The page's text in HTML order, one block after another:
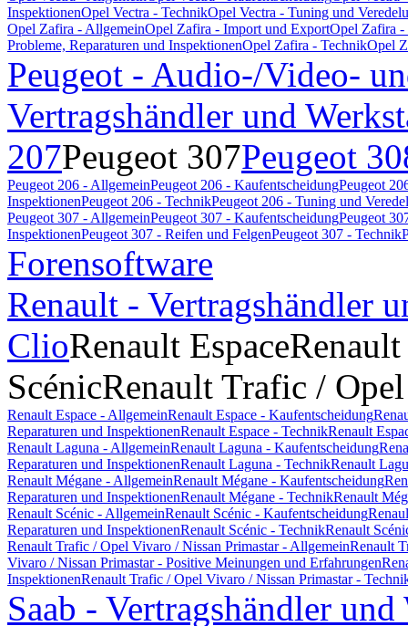
InspektionenOpel Vectra - TechnikOpel Vectra - Tuning und
Opel Zafira - AllgemeinOpel Zafira - Import und ExportOpel Zafira -
Probleme, Reparaturen und InspektionenOpel Zafira - TechnikOpel
Peugeot - Audio-/Video-
Vertragshändler und
207Peugeot 307Peugeot
Peugeot 206 - AllgemeinPeugeot 206 - KaufentscheidungPeugeot
InspektionenPeugeot 206 - TechnikPeugeot 206 - Tuning und
Peugeot 307 - AllgemeinPeugeot 307 - KaufentscheidungPeugeot
InspektionenPeugeot 307 - Reifen und FelgenPeugeot 307 - Technik
Forensoftware
Renault - Vertragshändler
ClioRenault Espace
ScénicRenault Trafic /
Renault Espace - AllgemeinRenault Espace - Kaufentscheidung
Reparaturen und InspektionenRenault Espace - TechnikRenault
Renault Laguna - AllgemeinRenault Laguna - Kaufentscheidung
Reparaturen und InspektionenRenault Laguna - TechnikRenault
Renault Mégane - AllgemeinRenault Mégane - Kaufentscheidung
Reparaturen und InspektionenRenault Mégane - TechnikRenault
Renault Scénic - AllgemeinRenault Scénic - Kaufentscheidung
Reparaturen und InspektionenRenault Scénic - TechnikRenault
Renault Trafic / Opel Vivaro / Nissan Primastar - AllgemeinRenault
Vivaro / Nissan Primastar - Positive Meinungen und Erfahrungen
InspektionenRenault Trafic / Opel Vivaro / Nissan Primastar -
Saab - Vertragshändler und